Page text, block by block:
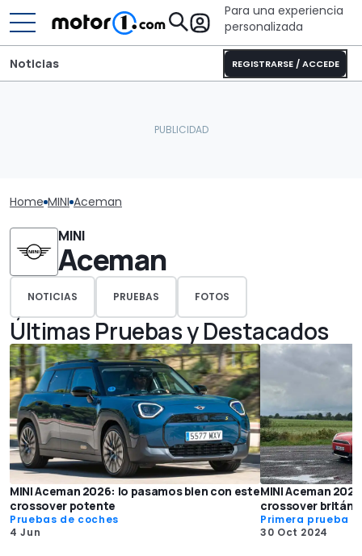
Para una experiencia
personalizada
REGISTRARSE / ACCEDE
Noticias
Home MINI Aceman
MINI
Aceman
NOTICIAS PRUEBAS FOTOS
Últimas Pruebas y Destacados
MINI Aceman 2026: lo pasamos bien con este
crossover potente
Pruebas de coches
4 Jun
MINI Aceman
crossover
Primera prueba
30 Oct 2024